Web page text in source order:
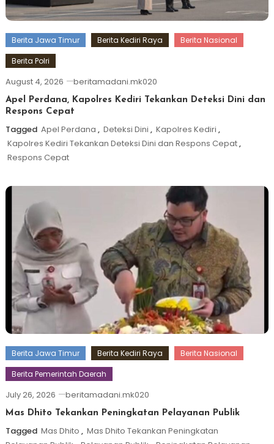
Berita Jawa Timur Berita Kediri Raya
Berita Nasional
Berita Polri
August 4, 2026 beritamadani.mk020
Apel Perdana, Kapolres Kediri Tekankan Deteksi Dini dan
Respons Cepat
Tagged Apel Perdana , Deteksi Dini , Kapolres Kediri ,
Kapolres Kediri Tekankan Deteksi Dini dan Respons Cepat,
Respons Cepat
Berita Jawa Timur Berita Kediri Raya
Berita Nasional
Berita Pemerintah Daerah
July 26, 2026 beritamadani.mk020
Mas Dhito Tekankan Peningkatan Pelayanan Publik
Tagged Mas Dhito , Mas Dhito Tekankan Peningkatan